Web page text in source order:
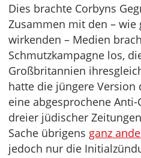
Dies brachte Corbyns
Zusammen mit den – wie
wirkenden – Medien
Schmutzkampagne los,
Großbritannien
hatte die jüngere Version
eine abgesprochene
dreier jüdischer
Sache übrigens ganz
jedoch nur die